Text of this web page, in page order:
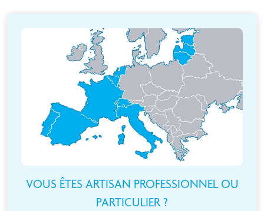
VOUS ÊTES ARTISAN PROFESSIONNEL OU
PARTICULIER ?